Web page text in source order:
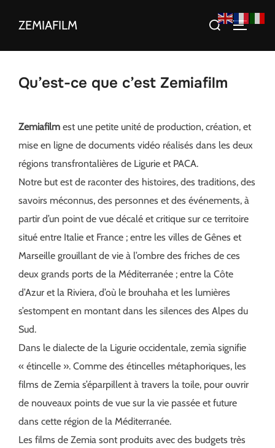
ZEMIAFILM Rechercher :
Qu’est-ce que c’est Zemiafilm
Zemiafilm est une petite unité de production, création, et
mise en ligne de documents vidéo réalisés dans les deux
régions transfrontalières de Ligurie et PACA.
Notre but est de raconter des histoires, des traditions, des
savoirs méconnus, des personnes et des événements, à
partir d’un point de vue décalé et critique sur ce territoire
situé entre Italie et France ; entre les villes de Gênes et
Marseille grouillant de vie à l’ombre des friches de ces
deux grands ports de la Méditerranée ; entre la Côte
d’Azur et la Riviera, d’où le brouhaha et les lumières
s’estompent en montant dans les silences des Alpes du
Sud.
Dans le dialecte de la Ligurie occidentale, zemìa signifie
« étincelle ». Comme des étincelles métaphoriques, les
films de Zemia s’éparpillent à travers la toile, pour ouvrir
de nouveaux points de vue sur la vie passée et future
dans cette région de la Méditerranée.
Les films de Zemia sont produits avec des budgets très